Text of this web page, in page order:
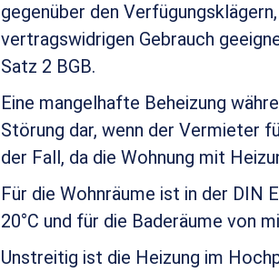
gegenüber den
vertragswidrigen Gebrauch
Satz 2 BGB.
Eine mangelhafte Beheizung
Störung dar, wenn der Vermieter
der Fall, da die Wohnung mit
Für die Wohnräume ist in der DIN
20°C und für die Baderäume von
Unstreitig ist die Heizung im